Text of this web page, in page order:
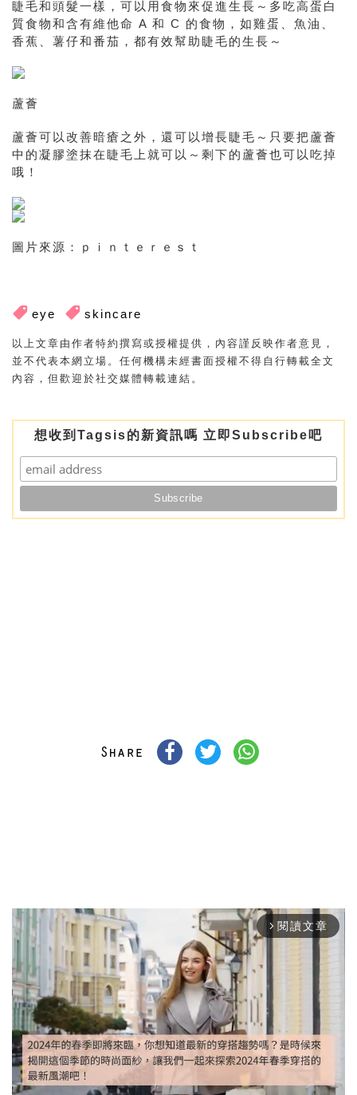
睫毛和頭髮一樣，可以用食物來促進生長～多吃高蛋白
質食物和含有維他命 A 和 C 的食物，如雞蛋、魚油、
香蕉、薯仔和番茄，都有效幫助睫毛的生長～
蘆薈
蘆薈可以改善暗瘡之外，還可以增長睫毛～只要把蘆薈
中的凝膠塗抹在睫毛上就可以～剩下的蘆薈也可以吃掉
哦！
圖片來源：ｐｉｎｔｅｒｅｓｔ
eye skincare
以上文章由作者特約撰寫或授權提供，內容謹反映作者意見，
並不代表本網立場。任何機構未經書面授權不得自行轉載全文
內容，但歡迎於社交媒體轉載連結。
想收到Tagsis的新資訊嗎 立即Subscribe吧
arrow_forward_ios 閱讀文章